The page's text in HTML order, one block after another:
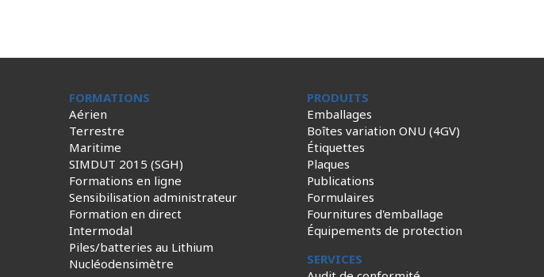
FORMATIONS
Aérien
Terrestre
Maritime
SIMDUT 2015 (SGH)
Formations en ligne
Sensibilisation administrateur
Formation en direct
Intermodal
Piles/batteries au Lithium
Nucléodensimètre
PRODUITS
Emballages
Boîtes variation ONU (4GV)
Étiquettes
Plaques
Publications
Formulaires
Fournitures d'emballage
Équipements de protection
SERVICES